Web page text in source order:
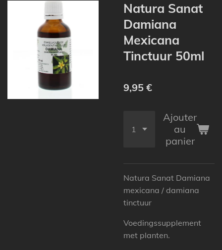
Natura Sanat
Damiana
Mexicana
Tinctuur 50ml
9,95 €
Ajouter
au
panier
Natura Sanat Damiana
mexicana / damiana
tinctuur
Voedingssupplement
met planten.